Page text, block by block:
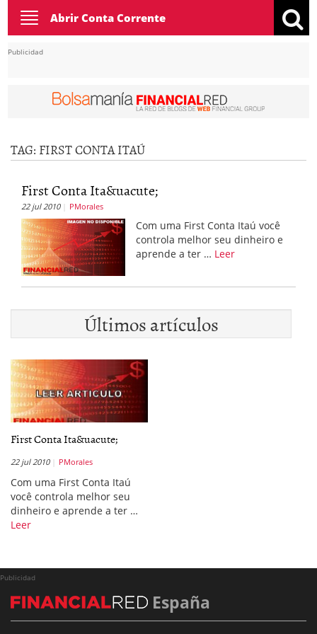
Toggle
navigation
Abrir Conta Corrente
Publicidad
TAG: FIRST CONTA ITAÚ
First Conta Ita&uacute;
22 jul 2010 PMorales
Com uma First Conta Itaú você
controla melhor seu dinheiro e
aprende a ter … Leer
Últimos artículos
First Conta Ita&uacute;
22 jul 2010 PMorales
Com uma First Conta Itaú
você controla melhor seu
dinheiro e aprende a ter …
Leer
Publicidad
España